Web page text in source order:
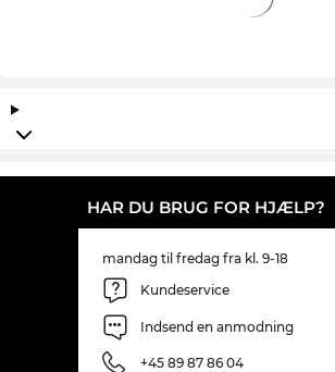
HAR DU BRUG FOR HJÆLP?
mandag til fredag fra kl. 9-18
Kundeservice
Indsend en anmodning
+45 89 87 86 04